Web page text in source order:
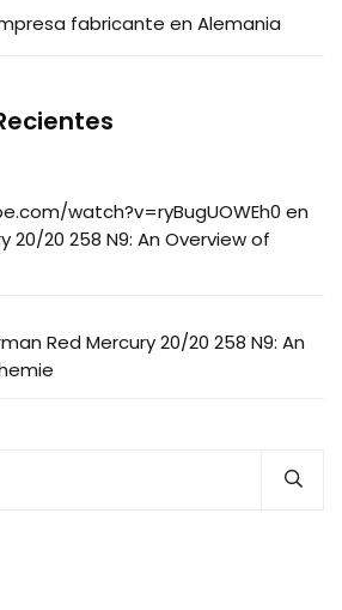
fabricante en Alemania
watch?v=ryBugUOWEh0 en
20/20 258 N9: An Overview of
Red Mercury 20/20 258 N9: An